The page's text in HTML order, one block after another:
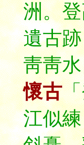
洲。
遺古
靑靑
懷古
江似